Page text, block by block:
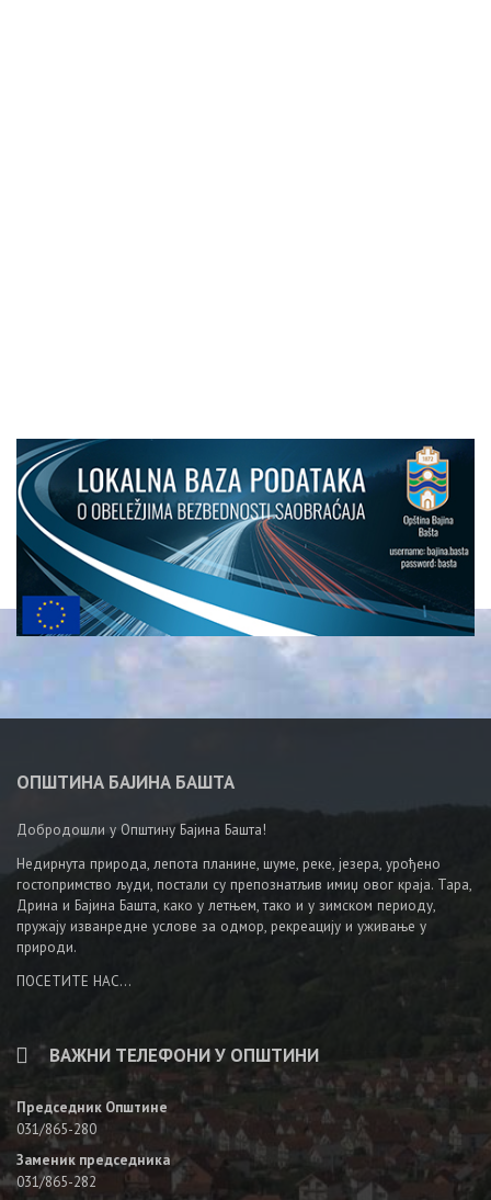
ОПШТИНА БАЈИНА БАШТА
Добродошли у Општину Бајина Башта!
Недирнута природа, лепота планине, шуме, реке, језера, урођено
гостопримство људи, постали су препознатљив имиџ овог краја. Тара,
Дрина и Бајина Башта, како у летњем, тако и у зимском периоду,
пружају изванредне услове за одмор, рекреацију и уживање у
природи.
ПОСЕТИТЕ НАС...
ВАЖНИ ТЕЛЕФОНИ У ОПШТИНИ
Председник Општине
031/865-280
Заменик председника
031/865-282